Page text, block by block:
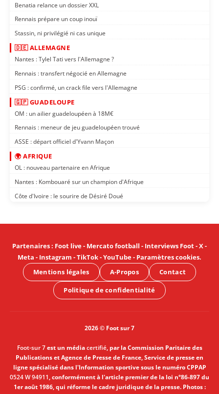
Benatia relance un dossier XXL
Rennais prépare un coup inouï
Stassin, ni privilégié ni cas unique
🇩🇪 ALLEMAGNE
Nantes : Tylel Tati vers l'Allemagne ?
Rennais : transfert négocié en Allemagne
PSG : confirmé, un crack file vers l'Allemagne
🇬🇵 GUADELOUPE
OM : un ailier guadeloupéen à 18M€
Rennais : meneur de jeu guadeloupéen trouvé
ASSE : départ officiel d'Yvann Maçon
🌍 AFRIQUE
OL : nouveau partenaire en Afrique
Nantes : Kombouaré sur un champion d'Afrique
Côte d'Ivoire : le sourire de Désiré Doué
Partenaires: Foot live- Mercato football - Interviews Foot-X-
Meta - Instagram -TikTok-YouTube- Paramètres cookies.
Mentions légales
A-Propos Contact
Politique de confidentialité
2026 © Foot sur 7
Foot-sur 7est un médiacertifié, par la Commission Paritaire des
Publications et Agence de Presse de France, Service de presse en
ligne spécialisé dans l'Information sportive sous le numéro CPPAP
0524 W 94911, conformément à l'article premier de la loi n°86-897 du
1er août 1986, qui réforme le cadre juridique de la presse. Photos :